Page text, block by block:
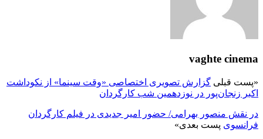
vaghte cinema
«پست قبلی گزارش تصویری اختصاصی «وقت سینما» از نکوداشت
اکبر زنجان‌پور در نوزدهمین شب کارگردان
در نقش منصور بهرامی/ حضور امیر جدیدی در فیلم کارگردان
فرانسوی پست بعدی»